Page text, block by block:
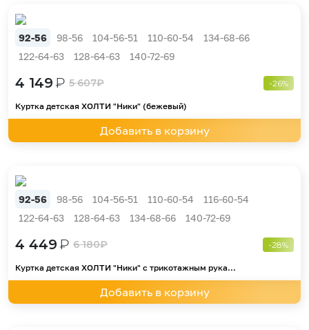
92-56 98-56 104-56-51 110-60-54
134-68-66
122-64-63
128-64-63 140-72-69
4 149₽ 5 607₽ -26%
Куртка детская ХОЛТИ "Ники" (бежевый)
Добавить в корзину
92-56 98-56 104-56-51 110-60-54
116-60-54
122-64-63
128-64-63 134-68-66 140-72-69
4 449₽ 6 180₽ -28%
Куртка детская ХОЛТИ "Ники" с трикотажным рука...
Добавить в корзину